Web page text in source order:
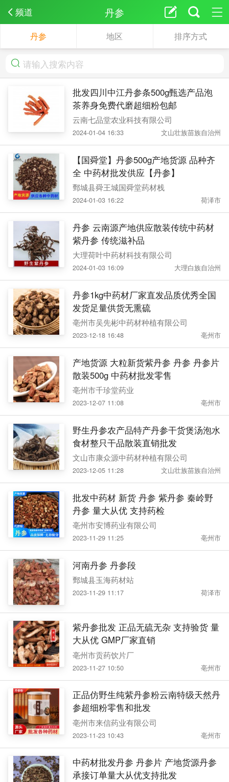
频道 丹参
丹参 地区 排序方式
批发四川中江丹参条500g甄选产品泡
茶养身免费代磨超细粉包邮
云南七品堂农业科技有限公司
2024-01-04 16:33 文山壮族苗族自治州
【国舜堂】丹参500g产地货源 品种齐
全 中药材批发供应【丹参】
鄄城县舜王城国舜堂药材栈
2024-01-03 16:22 荷泽市
丹参 云南源产地供应散装传统中药材
紫丹参 传统滋补品
大理荷叶中药材科技有限公司
2024-01-03 16:09 大理白族自治州
丹参1kg中药材厂家直发品质优秀全国
发货足量供货无熏硫
亳州市吴先彬中药材种植有限公司
2023-12-18 16:48 亳州市
产地货源 大粒新货紫丹参 丹参 丹参片
散装500g 中药材批发零售
亳州市千珍堂药业
2023-12-07 11:08 亳州市
野生丹参农产品特产丹参干货煲汤泡水
食材整只干品散装直销批发
文山市康众源中药材种植有限公司
2023-12-05 11:28 文山壮族苗族自治州
批发中药材 新货 丹参 紫丹参 秦岭野
丹参 量大从优 支持药检
亳州市安博药业有限公司
2023-11-29 11:25 亳州市
河南丹参 丹参段
鄄城县玉海药材站
2023-11-29 11:17 荷泽市
紫丹参批发 正品无硫无杂 支持验货 量
大从优 GMP厂家直销
亳州市贡药饮片厂
2023-11-27 10:50 亳州市
正品仿野生纯紫丹参粉云南特级天然丹
参超细粉零售和批发
亳州市来信药业有限公司
2023-11-23 10:43 亳州市
中药材批发丹参 丹参片 产地货源丹参
承接订单量大从优支持批发